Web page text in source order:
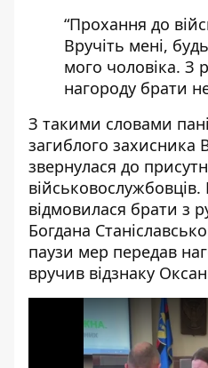
“Прохання до
Вручіть мені,
мого чоловіка. З
нагороду брати
З такими словами
загиблого захисника
звернулася до
відмовилася брати з
Богдана
паузи мер передав
вручив відзнаку